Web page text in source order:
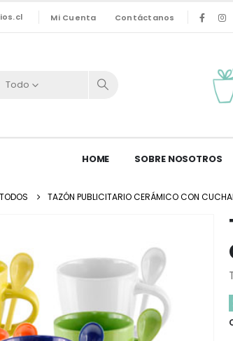
Mi Cuenta Contáctanos
Todo
HOME SOBRE NOSOTROS
TODOS TAZÓN PUBLICITARIO CERÁMICO CON